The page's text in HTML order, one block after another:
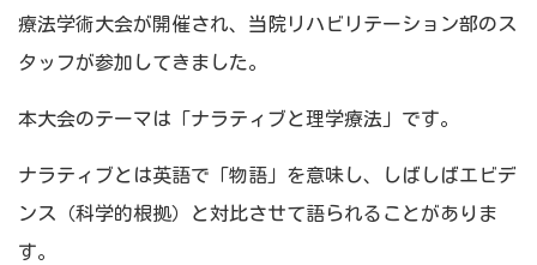
療法学術大会が開催され、当院リハビリテーション部のス
タッフが参加してきました。
本大会のテーマは「ナラティブと理学療法」です。
ナラティブとは英語で「物語」を意味し、しばしばエビデ
ンス（科学的根拠）と対比させて語られることがありま
す。